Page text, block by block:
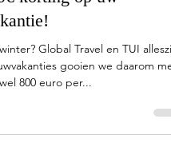
korting op uw
en TUI alleszins
800 euro per...